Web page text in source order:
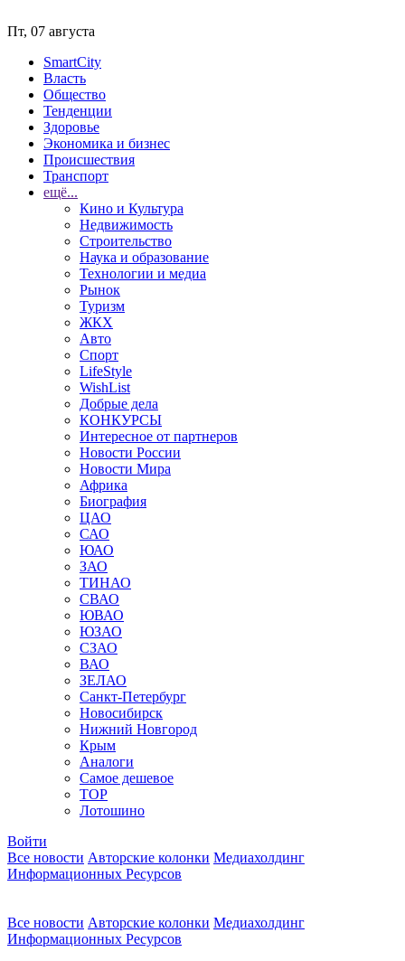
Пт, 07 августа
SmartCity
Власть
Общество
Тенденции
Здоровье
Экономика и бизнес
Происшествия
Транспорт
ещё...
Кино и Культура
Недвижимость
Строительство
Наука и образование
Технологии и медиа
Рынок
Туризм
ЖКХ
Авто
Спорт
LifeStyle
WishList
Добрые дела
КОНКУРСЫ
Интересное от партнеров
Новости России
Новости Мира
Африка
Биография
ЦАО
САО
ЮАО
ЗАО
ТИНАО
СВАО
ЮВАО
ЮЗАО
СЗАО
ВАО
ЗЕЛАО
Санкт-Петербург
Новосибирск
Нижний Новгород
Крым
Аналоги
Самое дешевое
TOP
Лотошино
Войти
Все новости Авторские колонки Медиахолдинг
Информационных Ресурсов
Все новости Авторские колонки Медиахолдинг
Информационных Ресурсов